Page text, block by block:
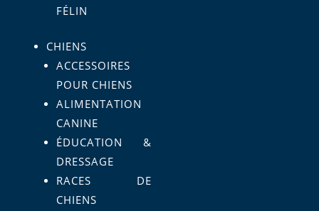
FÉLIN
CHIENS
ACCESSOIRES
POUR CHIENS
ALIMENTATION
CANINE
ÉDUCATION &
DRESSAGE
RACES DE
CHIENS